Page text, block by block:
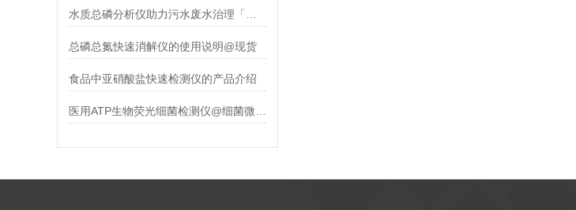
总磷总氮快速消解仪的使用说明@现货
食品中亚硝酸盐快速检测仪的产品介绍